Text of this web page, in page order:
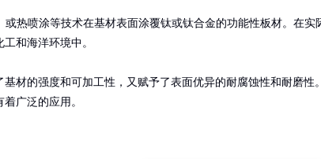
热喷涂等技术在基材表面涂覆钛或钛合金的功能性板材。在实
和海洋环境中。
材的强度和可加工性，又赋予了表面优异的耐腐蚀性和耐磨性
广泛的应用。